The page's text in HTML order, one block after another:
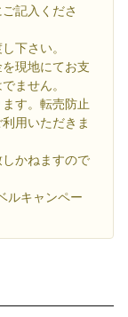
記入くださ
下さい。
現地にてお支
ません。
す。転売防止
用いただきま
しかねますので
ルキャンペー